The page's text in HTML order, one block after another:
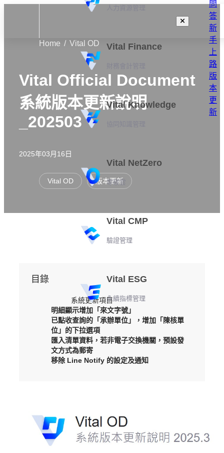
Vital Finance
Vital Knowledge
Vital NetZero
零碳雲
Vital CMP
驗證管理
Vital ESG
永續指標管理
問
答
新
手
上
路
版
本
更
新
Home Vital OD
Vital Official Document
系統版本更新說明
_202503
2025年03月16日
Vital OD 版本更新
目錄
系統更新項目
明細顯示增加「來文字號」
已點收查詢的「承辦單位」，增加「陳核單
位」的下拉選項
匯入清單資料，若非電子交換機關，預設發
文方式為郵寄
移除 Line Notify 的設定及通知